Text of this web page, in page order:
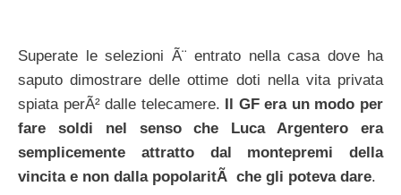
Superate le selezioni Ã¨ entrato nella casa dove ha
saputo dimostrare delle ottime doti nella vita privata
spiata perÃ² dalle telecamere.
Il GF era un modo per
fare soldi nel senso che Luca Argentero era
semplicemente attratto dal montepremi della
vincita e non dalla popolaritÃ che gli poteva dare.